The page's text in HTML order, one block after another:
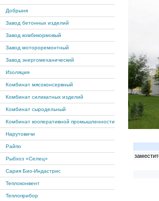
Добрыня
Завод бетонных изделий
Завод комбикормовый
Завод мотороремонтный
Завод энергомеханический
Изоляция
Комбинат мясоконсервный
Комбинат силикатных изделий
Комбинат сыродельный
Комбинат кооперативной промышленности
Нарутовичи
Райпо
Рыбхоз «Селец»
Сария Био-Индастрис
Теплоконвент
Теплоприбор